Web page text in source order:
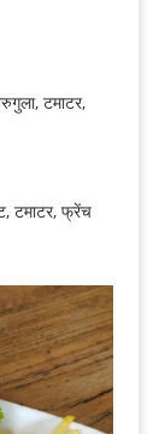
टमाटर,
टमाटर, फ्रेंच